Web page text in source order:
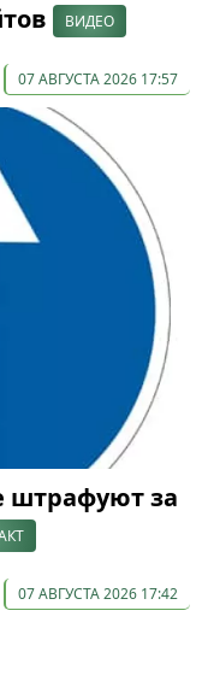
ВИДЕО
07 АВГУСТА 2026 17:57
штрафуют за
07 АВГУСТА 2026 17:42